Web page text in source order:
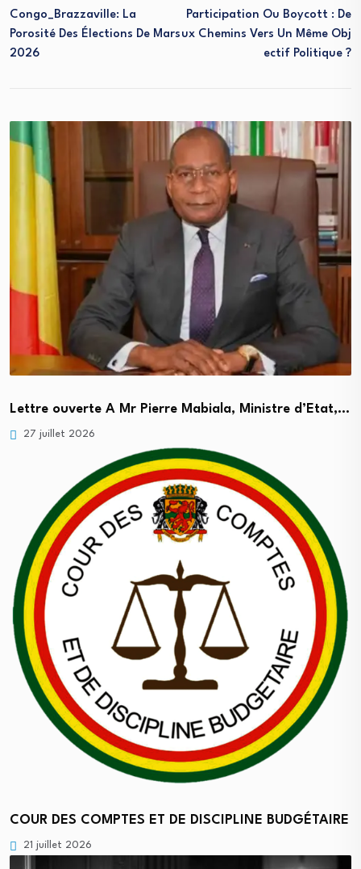
Congo_Brazzaville: La
Porosité Des Élections De Mars
2026
Participation Ou Boycott : De
Ux Chemins Vers Un Même Obj
Ectif Politique ?
Lettre ouverte A Mr Pierre Mabiala, Ministre d’Etat,…
27 juillet 2026
COUR DES COMPTES ET DE DISCIPLINE BUDGÉTAIRE
21 juillet 2026